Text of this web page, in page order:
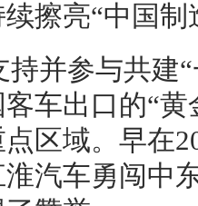
擦亮“中国制
并参与共建
车出口的“
区域。早在
汽车勇闯中